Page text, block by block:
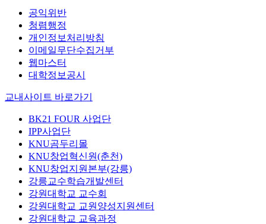
공익위반
청렴행정
개인정보처리방침
이메일무단수집거부
웹마스터
대학정보공시
교내사이트 바로가기
BK21 FOUR 사업단
IPP사업단
KNU곰두리몰
KNU창업혁신원(춘천)
KNU창업지원본부(강릉)
강릉교수학습개발센터
강원대학교 교수회
강원대학교 교원양성지원센터
강원대학교 교육과정